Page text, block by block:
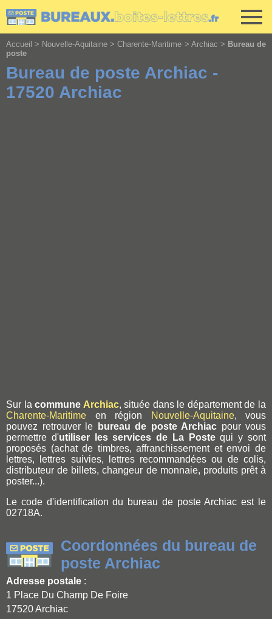
Accueil > Nouvelle-Aquitaine >Charente-Maritime > Archiac > Bureau de
poste
Bureau de poste Archiac -
17520 Archiac
Sur lacommune Archiac, située dans le département de la
Charente-Maritime en région Nouvelle-Aquitaine, vous
pouvez retrouver le
bureau de poste Archiac pour vous
permettre d'utiliser les services de La Postequi y sont
proposés (achat de timbres, affranchissement et envoi de
lettres, lettres suivies, lettres recommandées ou de colis,
distributeur de billets, changeur de monnaie, produits prêt à
poster...).
Le code d'identification du bureau de poste Archiac est le
02718A.
Coordonnées du bureau de
poste Archiac
Adresse postale :
1 Place Du Champ De Foire
17520 Archiac